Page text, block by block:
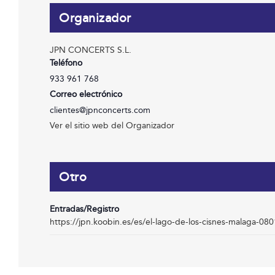
Organizador
JPN CONCERTS S.L.
Teléfono
933 961 768
Correo electrónico
clientes@jpnconcerts.com
Ver el sitio web del Organizador
Otro
Entradas/Registro
https://jpn.koobin.es/es/el-lago-de-los-cisnes-malaga-